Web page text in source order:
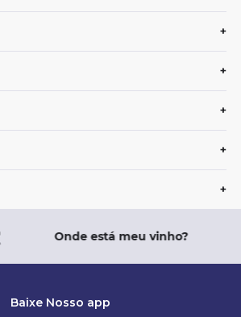
+
+
+
+
+
Onde está meu vinho?
Baixe Nosso app